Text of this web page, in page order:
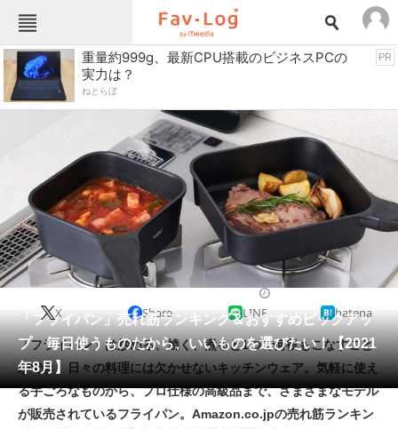
Fav-Logカテゴリー一覧
TOP
インテリア・収納 おもちゃ・ホビー
キッチン家電
キッチン用品 ゲーム
コンテンツ・サービス スイーツ・お菓子
スポーツ・レジャー スマホ・携帯電話
パソコン・タブレット
ペット 家電
工具・DIY 本・DVD・CD
生活家電 生活用品
空調・季節家電 美容・コスメ
重量約999g、最新CPU搭載のビジネスPCの
実力は？
ねとらぼ
PR
「フライパン」売れ筋ランキング＆おすすめピックアッ
プ 毎日使うものだから、いいものを選びたい！【2021
年8月】
X Share LINE hatena
「フライパン」は炒める、焼く、煮ると1つで何役もこなすこと
ができ、日々の料理には欠かせないキッチンウェア。気軽に使え
る手ごろなものから、プロ仕様の高級品まで、さまざまなモデル
が販売されているフライパン。Amazon.co.jpの売れ筋ランキン